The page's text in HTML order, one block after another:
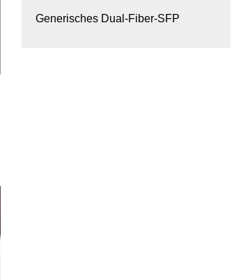
Generisches Dual-Fiber-SFP